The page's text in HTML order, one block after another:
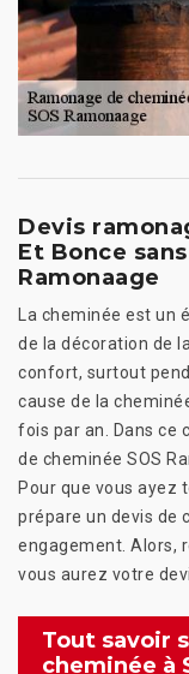
Devis
Et Bonce
Ramonaage
La cheminée est un
de la décoration de
confort, surtout
cause de la
fois par an. Dans ce
de cheminée SOS
Pour que vous ayez
prépare un devis de
engagement. Alors,
vous aurez votre
Tout savoir
cheminée à